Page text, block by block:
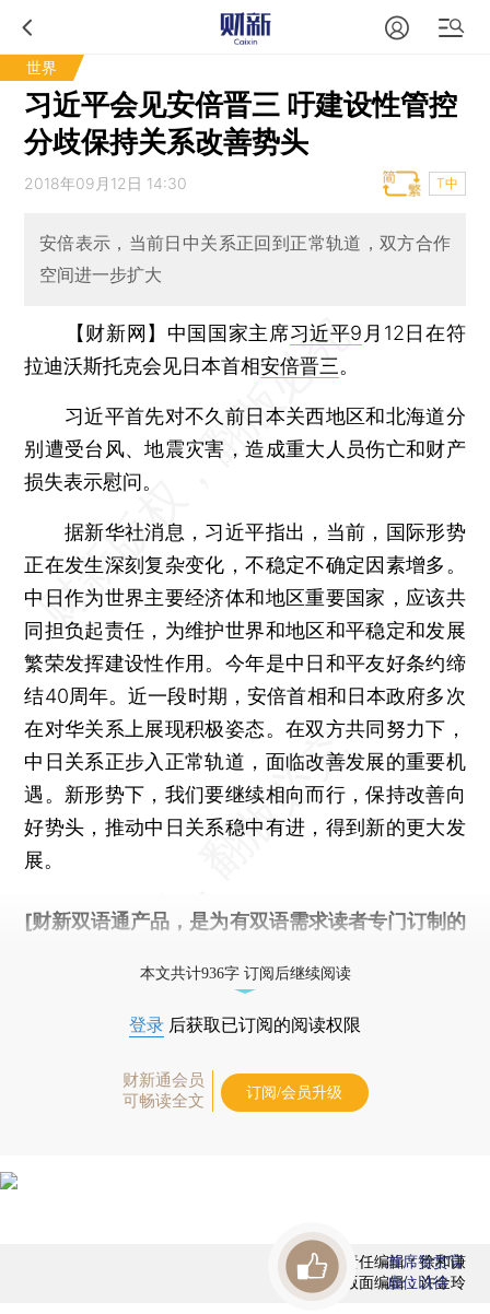
世界
习近平会见安倍晋三 吁建设性管控
分歧保持关系改善势头
2018年09月12日 14:30 T中
安倍表示，当前日中关系正回到正常轨道，双方合作
空间进一步扩大
【财新网】 中国国家主席习近平9 月12日在符
拉迪沃斯托克会见日本首相安倍晋三。
习近平首先对不久前日本关西地区和北海道分
别遭受台风、地震灾害，造成重大人员伤亡和财产
损失表示慰问。
据新华社消息，习近平指出，当前，国际形势
正在发生深刻复杂变化，不稳定不确定因素增多。
中日作为世界主要经济体和地区重要国家，应该共
同担负起责任，为维护世界和地区和平稳定和发展
繁荣发挥建设性作用。今年是中日和平友好条约缔
结40周年。近一段时期，安倍首相和日本政府多次
在对华关系上展现积极姿态。在双方共同努力下，
中日关系正步入正常轨道，面临改善发展的重要机
遇。新形势下，我们要继续相向而行，保持改善向
好势头，推动中日关系稳中有进，得到新的更大发
展。
[财新双语通产品，是为有双语需求读者专门订制的
本文共计936字 订阅后继续阅读
登录 后获取已订阅的阅读权限
财新通会员
可畅读全文
订阅/会员升级
责任编辑：徐和谦
版面编辑：许金玲
首席赞赏官
虚位以待